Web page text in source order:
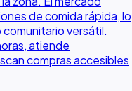
de comida rápida, lo
versátil.
atiende
compras accesibles